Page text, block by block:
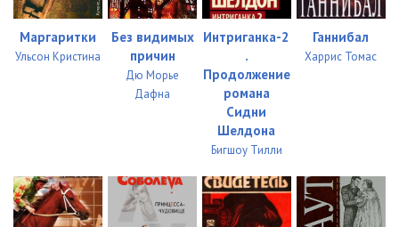
039 08:06
040 08:02
044 08:02
Маргаритки
Ульсон Кристина
Без видимых
причин
Дю Морье
Дафна
Интриганка-2
.
Продолжение
романа
Сидни
Шелдона
Бигшоу Тилли
Ганнибал
Харрис Томас